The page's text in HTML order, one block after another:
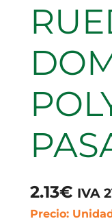
2.13€ IVA
Precio:
RUEDA
DOMESTICA
PASANTE
cantidad